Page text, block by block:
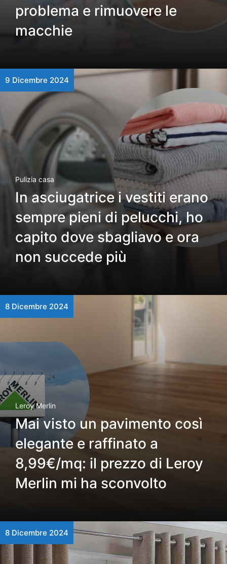
problema e rimuovere le
macchie
9 Dicembre 2024
Pulizia casa
In asciugatrice i vestiti erano
sempre pieni di pelucchi, ho
capito dove sbagliavo e ora
non succede più
8 Dicembre 2024
Leroy Merlin
Mai visto un pavimento così
elegante e raffinato a
8,99€/mq: il prezzo di Leroy
Merlin mi ha sconvolto
8 Dicembre 2024